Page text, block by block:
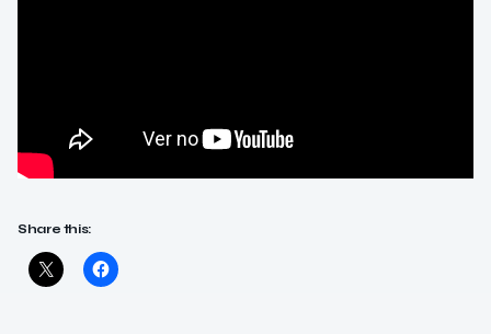
Share this: